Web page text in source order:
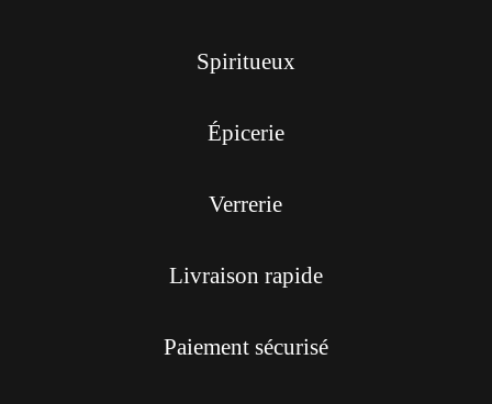
Spiritueux
Épicerie
Verrerie
Livraison rapide
Paiement sécurisé